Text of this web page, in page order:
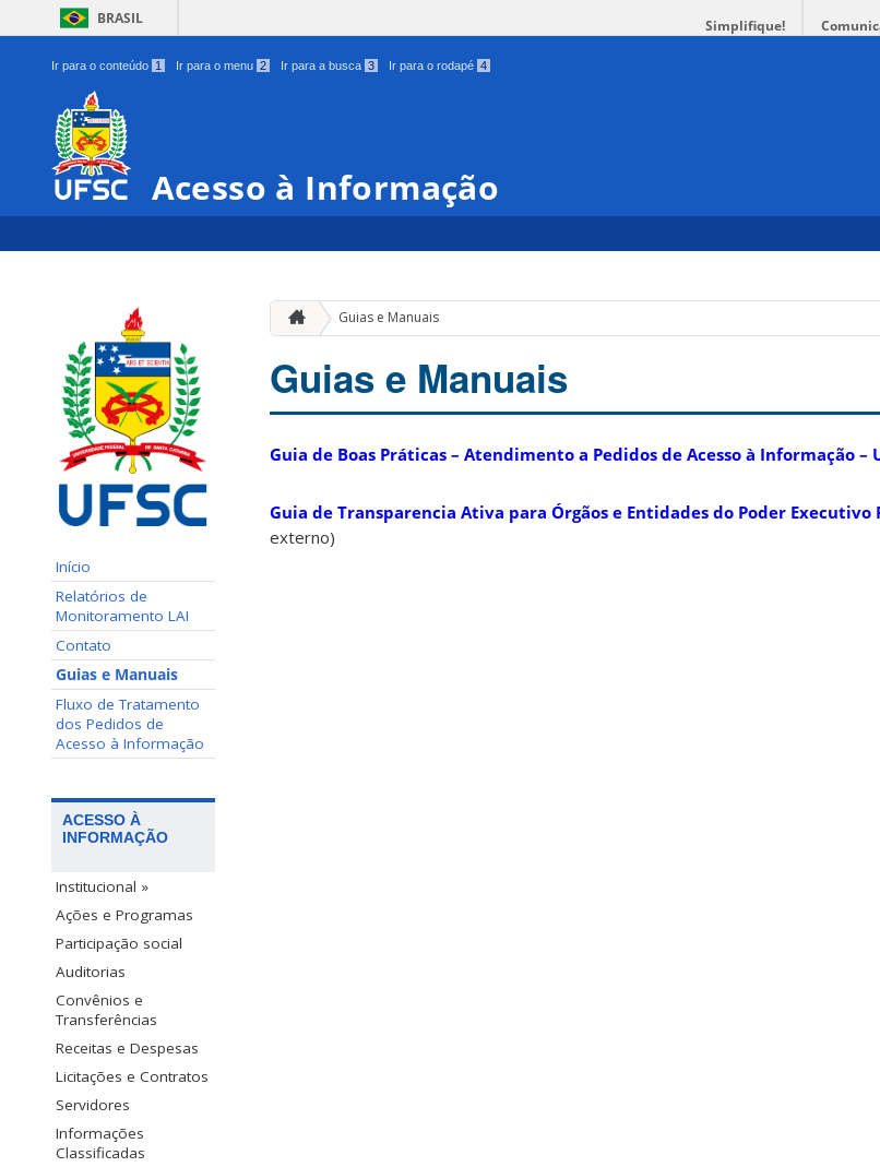
BRASIL Simplifique!
Ir para o conteúdo 1 Ir para o menu 2 Ir para a busca 3 Ir para o rodapé 4
Acesso à Informação
Início
Relatórios de
Monitoramento LAI
Contato
Guias e Manuais
Fluxo de Tratamento
dos Pedidos de
Acesso à Informação
ACESSO À
INFORMAÇÃO
Institucional »
Ações e Programas
Participação social
Auditorias
Convênios e
Transferências
Receitas e Despesas
Licitações e Contratos
Servidores
Informações
Classificadas
Guias e Manuais
Guias e Manuais
Guia de Boas Práticas – Atendimento a Pedidos de Acesso à Informação –
Guia de Transparencia Ativa para Órgãos e Entidades do Poder Executivo
externo)